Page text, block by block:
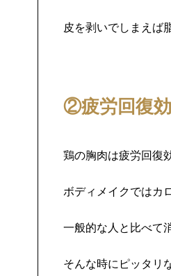
皮を剥いでしまえば
②疲労回復
鶏の胸肉は疲労回復
ボディメイクではカ
一般的な人と比べて
そんな時にピッタリ